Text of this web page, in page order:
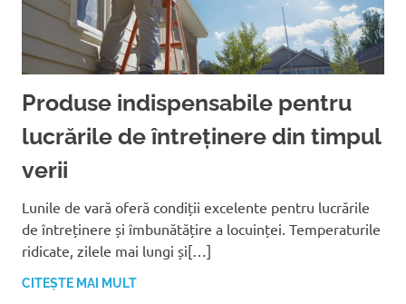
Produse indispensabile pentru
lucrările de întreținere din timpul
verii
Lunile de vară oferă condiții excelente pentru lucrările
de întreținere și îmbunătățire a locuinței. Temperaturile
ridicate, zilele mai lungi și[…]
CITEȘTE MAI MULT